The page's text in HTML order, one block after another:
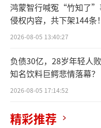
鸿蒙智行喊冤“竹知了”
侵权内容，共下架144条！
2026-08-05 13:40:27
负债30亿，28岁年轻人
知名饮料巨鳄悲情落幕？
2026-08-05 17:14:52
精彩推荐